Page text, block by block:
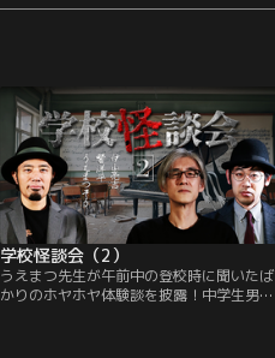
学校怪談会（2）
うえまつ先生が午前中の登校時に聞いたば
かりのホヤホヤ体験談を披露！中学生男子